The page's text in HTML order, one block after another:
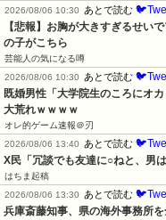
2026/08/06 10:30
あとで読む
【悲報】お胸が大きすぎるせい
の子がこちら
芸能人の気になる噂
2026/08/06 10:30
あとで読む
既婚男性「大学院生のころにオ
大荒れｗｗｗｗ
オレ的ゲーム速報＠刃
2026/08/06 13:40
あとで読む
X民「冗談でも友達に○ねと、男
はちま起稿
2026/08/06 13:30
あとで読む
兵庫斎藤知事、県の海外事務所